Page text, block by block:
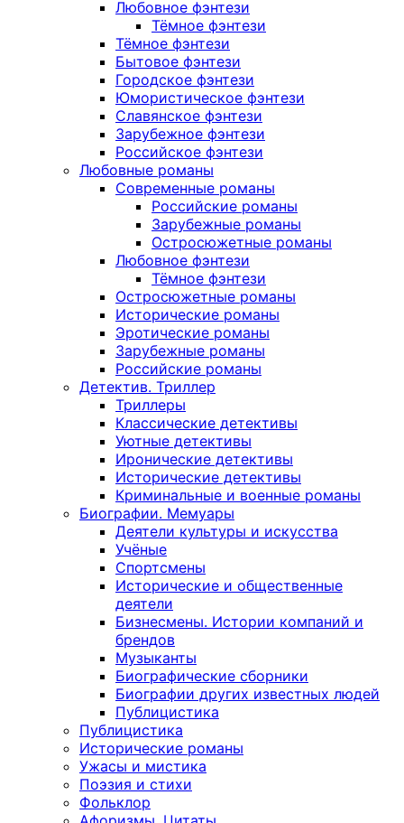
Любовное фэнтези
Тёмное фэнтези
Тёмное фэнтези
Бытовое фэнтези
Городское фэнтези
Юмористическое фэнтези
Славянское фэнтези
Зарубежное фэнтези
Российское фэнтези
Любовные романы
Современные романы
Российские романы
Зарубежные романы
Остросюжетные романы
Любовное фэнтези
Тёмное фэнтези
Остросюжетные романы
Исторические романы
Эротические романы
Зарубежные романы
Российские романы
Детектив. Триллер
Триллеры
Классические детективы
Уютные детективы
Иронические детективы
Исторические детективы
Криминальные и военные романы
Биографии. Мемуары
Деятели культуры и искусства
Учёные
Спортсмены
Исторические и общественные
деятели
Бизнесмены. Истории компаний и
брендов
Музыканты
Биографические сборники
Биографии других известных людей
Публицистика
Публицистика
Исторические романы
Ужасы и мистика
Поэзия и стихи
Фольклор